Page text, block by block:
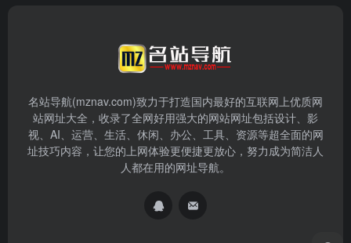
名站导航(mznav.com)致力于打造国内最好的互联网上优质网
站网址大全，收录了全网好用强大的网站网址包括设计、影
视、AI、运营、生活、休闲、办公、工具、资源等超全面的网
址技巧内容，让您的上网体验更便捷更放心，努力成为简洁人
人都在用的网址导航。